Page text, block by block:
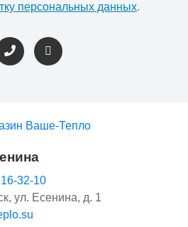
персональных данных.
32-10
ул. Есенина, д. 1